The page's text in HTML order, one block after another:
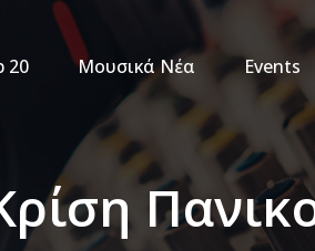
20 Μουσικά Νέα Events